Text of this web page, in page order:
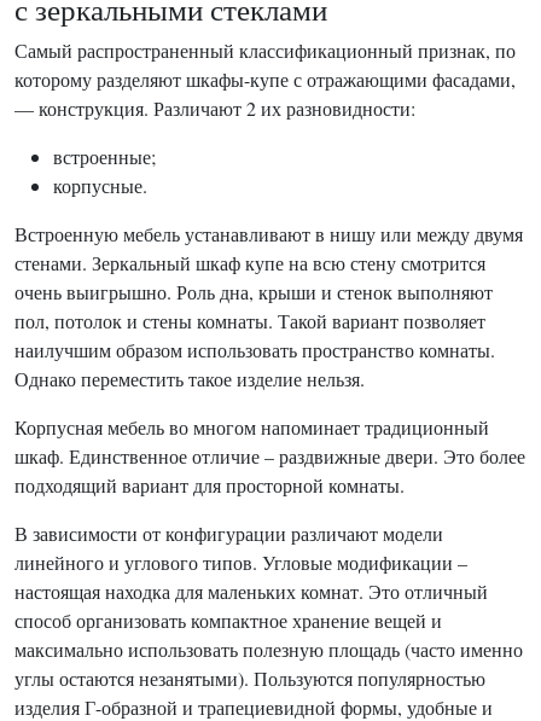
с зеркальными стеклами
Самый распространенный классификационный признак, по
которому разделяют шкафы-купе с отражающими фасадами,
— конструкция. Различают 2 их разновидности:
встроенные;
корпусные.
Встроенную мебель устанавливают в нишу или между двумя
стенами. Зеркальный шкаф купе на всю стену смотрится
очень выигрышно. Роль дна, крыши и стенок выполняют
пол, потолок и стены комнаты. Такой вариант позволяет
наилучшим образом использовать пространство комнаты.
Однако переместить такое изделие нельзя.
Корпусная мебель во многом напоминает традиционный
шкаф. Единственное отличие – раздвижные двери. Это более
подходящий вариант для просторной комнаты.
В зависимости от конфигурации различают модели
линейного и углового типов. Угловые модификации –
настоящая находка для маленьких комнат. Это отличный
способ организовать компактное хранение вещей и
максимально использовать полезную площадь (часто именно
углы остаются незанятыми). Пользуются популярностью
изделия Г-образной и трапециевидной формы, удобные и